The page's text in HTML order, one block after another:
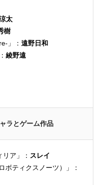
太
樹
」： 遠野日和
綾野遠
ラとゲーム作品
ア」： スレイ
ボティクスノーツ）」：